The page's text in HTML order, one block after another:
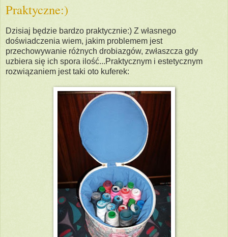
Praktyczne:)
Dzisiaj będzie bardzo praktycznie:) Z własnego
doświadczenia wiem, jakim problemem jest
przechowywanie różnych drobiazgów, zwłaszcza gdy
uzbiera się ich spora ilość...Praktycznym i estetycznym
rozwiązaniem jest taki oto kuferek: